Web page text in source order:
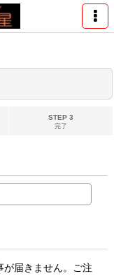
STEP 3
完了
が届きません。ご注